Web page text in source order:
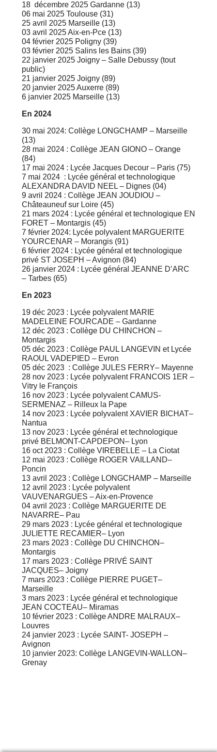
18 décembre 2025 Gardanne (13)
06 mai 2025 Toulouse (31)
25 avril 2025 Marseille (13)
03 avril 2025 Aix-en-Pce (13)
04 février 2025 Poligny (39)
03 février 2025 Salins les Bains (39)
22 janvier 2025 Joigny – Salle Debussy (tout
public)
21 janvier 2025 Joigny (89)
20 janvier 2025 Auxerre (89)
6 janvier 2025 Marseille (13)
En 2024
30 mai 2024: Collège LONGCHAMP – Marseille
(13)
28 mai 2024 : Collège JEAN GIONO – Orange
(84)
17 mai 2024 : Lycée Jacques Decour – Paris (75)
7 mai 2024 : Lycée général et technologique
ALEXANDRA DAVID NEEL – Dignes (04)
9 avril 2024 : Collège JEAN JOUDIOU –
Châteauneuf sur Loire (45)
21 mars 2024 : Lycée général et technologique EN
FORET – Montargis (45)
7 février 2024: Lycée polyvalent MARGUERITE
YOURCENAR – Morangis (91)
6 février 2024 : Lycée général et technologique
privé ST JOSEPH – Avignon (84)
26 janvier 2024 : Lycée général JEANNE D’ARC
– Tarbes (65)
En 2023
19 déc 2023 : Lycée polyvalent MARIE
MADELEINE FOURCADE – Gardanne
12 déc 2023 : Collège DU CHINCHON –
Montargis
05 déc 2023 : Collège PAUL LANGEVIN et Lycée
RAOUL VADEPIED – Evron
05 déc 2023 : Collège JULES FERRY– Mayenne
28 nov 2023 : Lycée polyvalent FRANCOIS 1ER –
Vitry le François
16 nov 2023 : Lycée polyvalent CAMUS-
SERMENAZ – Rilleux la Pape
14 nov 2023 : Lycée polyvalent XAVIER BICHAT–
Nantua
13 nov 2023 : Lycée général et technologique
privé BELMONT-CAPDEPON– Lyon
16 oct 2023 : Collège VIREBELLE – La Ciotat
12 mai 2023 : Collège ROGER VAILLAND–
Poncin
13 avril 2023 : Collège LONGCHAMP – Marseille
12 avril 2023 : Lycée polyvalent
VAUVENARGUES – Aix-en-Provence
04 avril 2023 : Collège MARGUERITE DE
NAVARRE– Pau
29 mars 2023 : Lycée général et technologique
JULIETTE RECAMIER– Lyon
23 mars 2023 : Collège DU CHINCHON–
Montargis
17 mars 2023 : Collège PRIVÉ SAINT
JACQUES– Joigny
7 mars 2023 : Collège PIERRE PUGET–
Marseille
3 mars 2023 : Lycée général et technologique
JEAN COCTEAU– Miramas
10 février 2023 : Collège ANDRE MALRAUX–
Louvres
24 janvier 2023 : Lycée SAINT- JOSEPH –
Avignon
10 janvier 2023: Collège LANGEVIN-WALLON–
Grenay